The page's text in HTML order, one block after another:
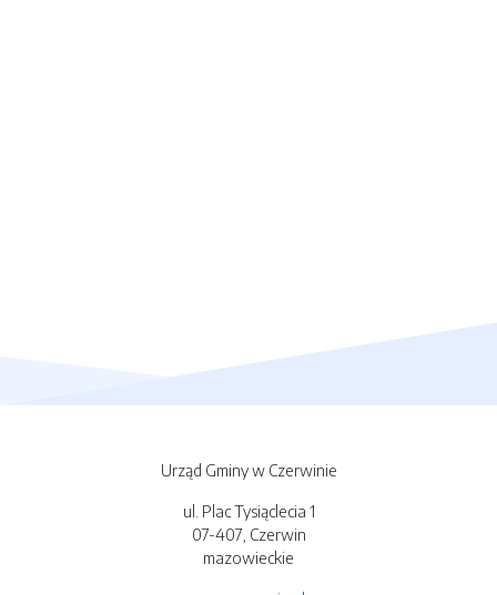
Urząd Gminy w Czerwinie
ul. Plac Tysiąclecia 1
07-407, Czerwin
mazowieckie